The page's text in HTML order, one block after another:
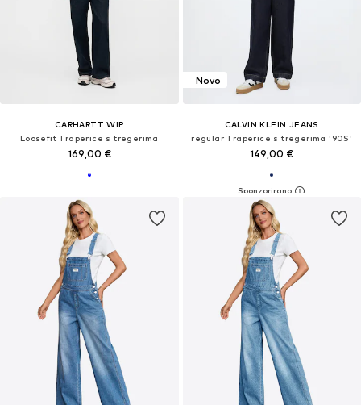
CARHARTT WIP
Loosefit Traperice s tregerima
169,00 €
Novo
CALVIN KLEIN JEANS
regular Traperice s tregerima '90S'
149,00 €